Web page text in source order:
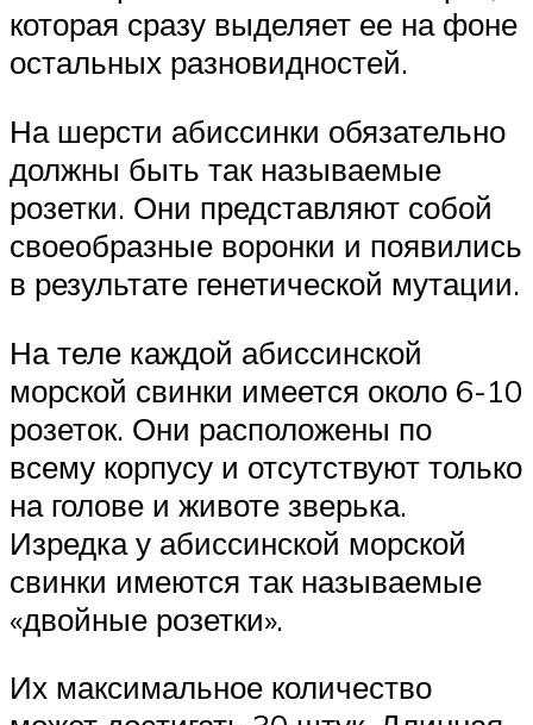
которая сразу выделяет ее на фоне
остальных разновидностей.
На шерсти абиссинки обязательно
должны быть так называемые
розетки. Они представляют собой
своеобразные воронки и появились
в результате генетической мутации.
На теле каждой абиссинской
морской свинки имеется около 6-10
розеток. Они расположены по
всему корпусу и отсутствуют только
на голове и животе зверька.
Изредка у абиссинской морской
свинки имеются так называемые
«двойные розетки».
Их максимальное количество